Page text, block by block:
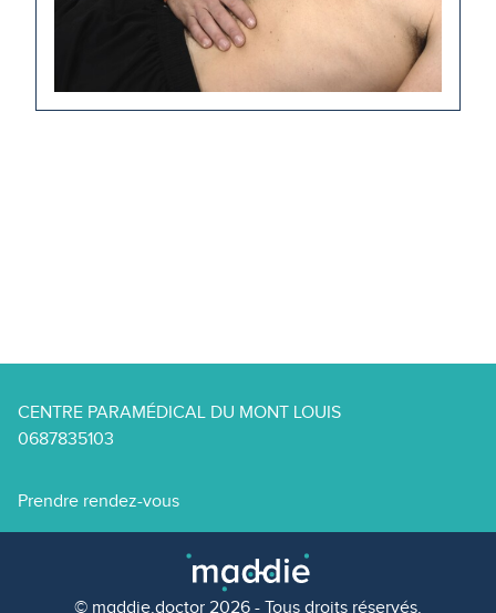
© maddie.doctor 2026 - Tous droits réservés.
CENTRE PARAMÉDICAL DU MONT LOUIS
0687835103
Prendre rendez-vous